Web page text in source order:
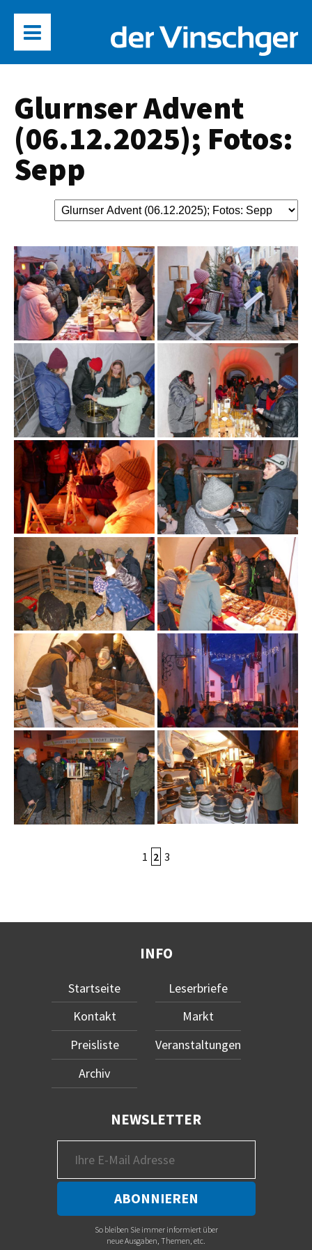
Glurnser Advent
(06.12.2025); Fotos:
Sepp
1 2 3
INFO
Startseite
Kontakt
Preisliste
Archiv
Leserbriefe
Markt
Veranstaltungen
NEWSLETTER
So bleiben Sie immer informiert über
neue Ausgaben, Themen, etc.